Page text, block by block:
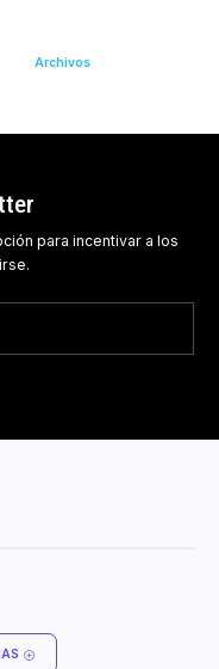
Archivos
para incentivar a los